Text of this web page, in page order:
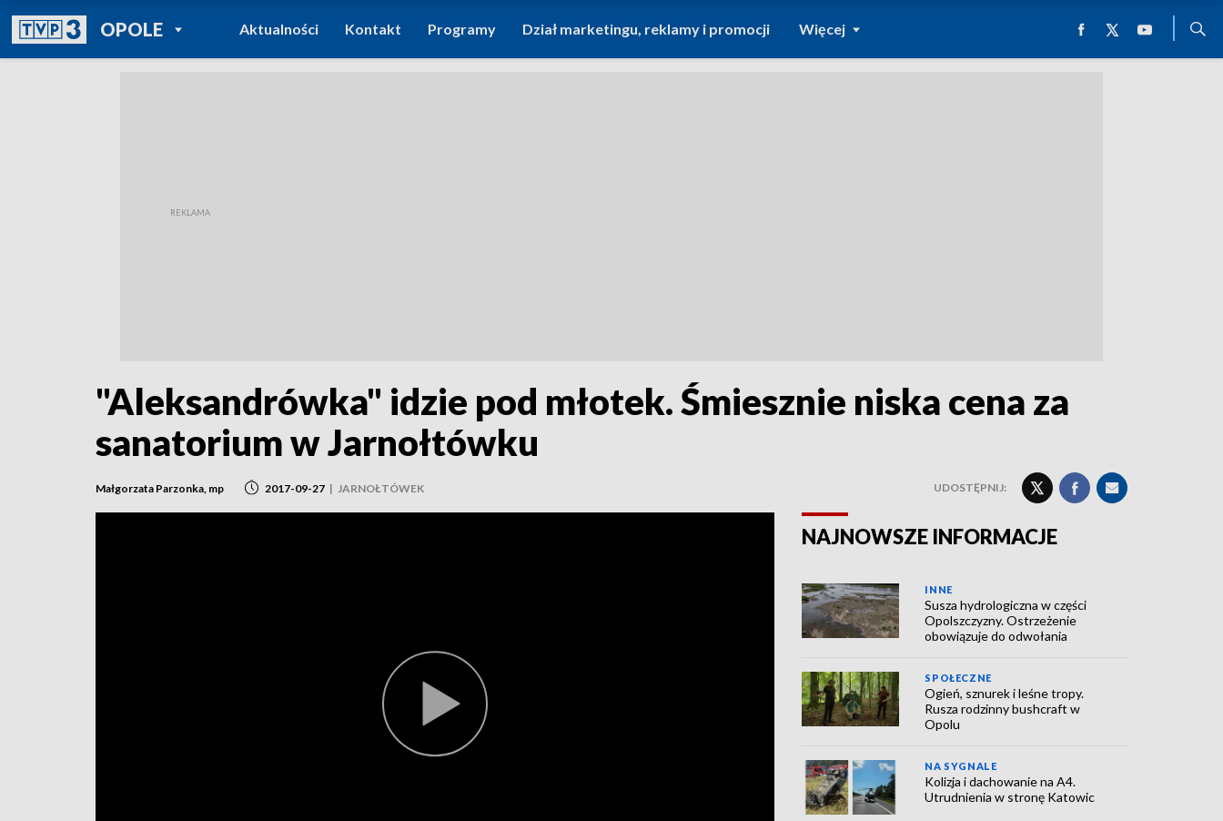
OPOLEPOWRÓT DO
TVP REGIONY
Aktualności Kontakt Programy Dział marketingu, reklamy i promocji Więcej
"Aleksandrówka" idzie pod młotek. Śmiesznie niska cena za
sanatorium w Jarnołtówku
Małgorzata Parzonka, mp 2017-09-27 | JARNOŁTÓWEK UDOSTĘPNIJ:
NAJNOWSZE INFORMACJE
INNE
Susza hydrologiczna w części
Opolszczyzny. Ostrzeżenie
obowiązuje do odwołania
SPOŁECZNE
Ogień, sznurek i leśne tropy.
Rusza rodzinny bushcraft w
Opolu
NA SYGNALE
Kolizja i dachowanie na A4.
Utrudnienia w stronę Katowic